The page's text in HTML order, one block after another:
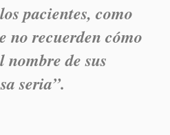
pacientes, como
no recuerden cómo
nombre de sus
seria”.